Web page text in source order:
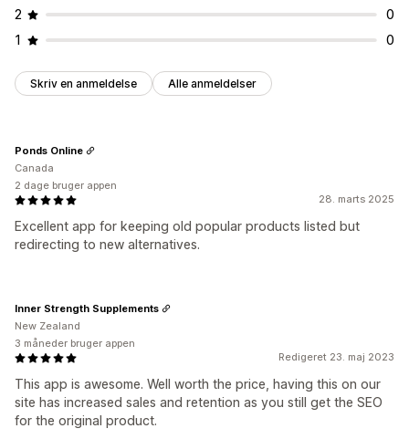
2
0
1
0
Skriv en anmeldelse Alle anmeldelser
28. marts 2025
Excellent app for keeping old popular products listed but
redirecting to new alternatives.
Ponds Online
Canada
2 dage bruger appen
Redigeret 23. maj 2023
This app is awesome. Well worth the price, having this on our
site has increased sales and retention as you still get the SEO
for the original product.
Inner Strength Supplements
New Zealand
3 måneder bruger appen